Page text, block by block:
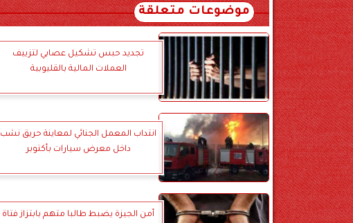
موضوعات متعلقة
تجديد حبس تشكيل عصابي لتزييف
العملات المالية بالقليوبية
انتداب المعمل الجنائي لمعاينة حريق نشب
داخل معرض سيارات بأكتوبر
أمن الجيزة يضبط طالبا متهم بابتزاز فتاة